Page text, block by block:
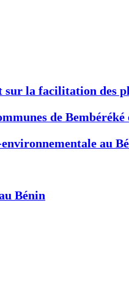
sur la facilitation des
de
au
Bénin